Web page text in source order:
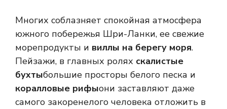
Многих соблазняет спокойная атмосфера
южного побережья Шри-Ланки, ее свежие
морепродукты и виллы на берегу моря.
Пейзажи, в главных ролях скалистые
бухтыбольшие просторы белого песка и
коралловые рифыони заставляют даже
самого закоренелого человека отложить в